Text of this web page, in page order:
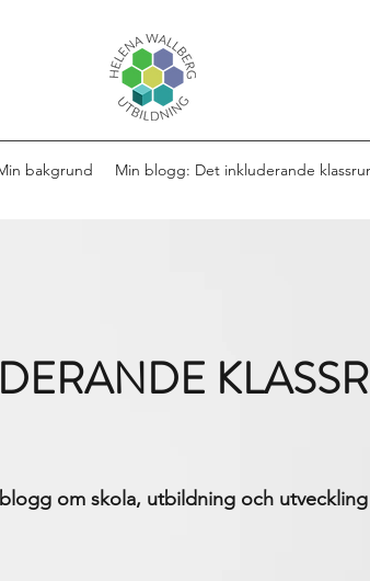
bakgrund Min blogg: Det inkluderande
om skola, utbildning och utveckling